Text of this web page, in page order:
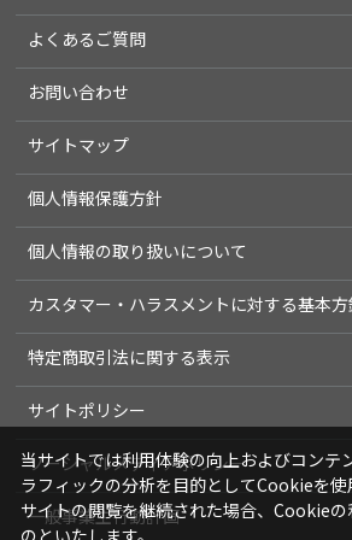
よくあるご質問
お問い合わせ
サイトマップ
個人情報保護方針
個人情報の取り扱いについて
カスタマー・ハラスメントに対する基本方
特定商取引法に関する表示
サイトポリシー
ソーシャルメディアポリシー
一般事業主行動計画
当サイトでは利用体験の向上およびコンテ
ラフィックの分析を目的としてCookieを使
サイトの閲覧を継続された場合、Cookie